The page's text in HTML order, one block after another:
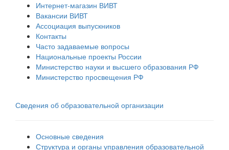
Интернет-магазин ВИВТ
Вакансии ВИВТ
Ассоциация выпускников
Контакты
Часто задаваемые вопросы
Национальные проекты России
Министерство науки и высшего образования РФ
Министерство просвещения РФ
Сведения об образовательной организации
Основные сведения
Структура и органы управления образовательной